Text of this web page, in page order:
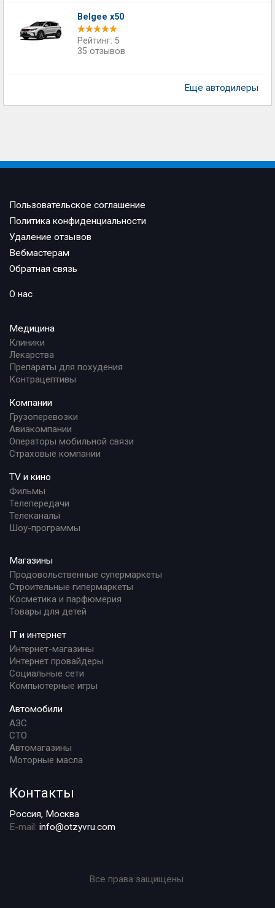
Belgee x50
Рейтинг: 5
35 отзывов
Еще автодилеры
Пользовательское соглашение
Политика конфиденциальности
Удаление отзывов
Вебмастерам
Обратная связь
О нас
Медицина
Клиники
Лекарства
Препараты для похудения
Контрацептивы
Компании
Грузоперевозки
Авиакомпании
Операторы мобильной связи
Страховые компании
TV и кино
Фильмы
Телепередачи
Телеканалы
Шоу-программы
Магазины
Продовольственные супермаркеты
Строительные гипермаркеты
Косметика и парфюмерия
Товары для детей
IT и интернет
Интернет-магазины
Интернет провайдеры
Социальные сети
Компьютерные игры
Автомобили
АЗС
СТО
Автомагазины
Моторные масла
Контакты
Россия, Москва
E-mail: info@otzyvru.com
Все права защищены.